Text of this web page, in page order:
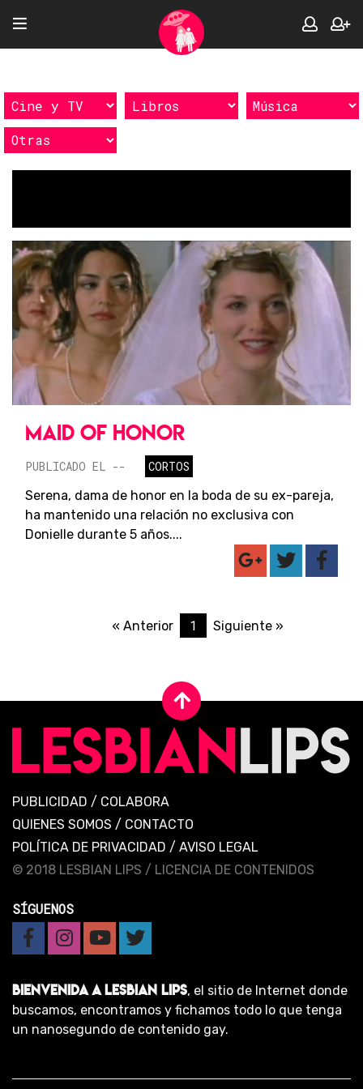
MAID OF HONOR
PUBLICADO EL --
CORTOS
Serena, dama de honor en la boda de su ex-pareja,
ha mantenido una relación no exclusiva con
Donielle durante 5 años....
« Anterior 1 Siguiente »
PUBLICIDAD / COLABORA
QUIENES SOMOS / CONTACTO
POLÍTICA DE PRIVACIDAD / AVISO LEGAL
© 2018 LESBIAN LIPS / LICENCIA DE CONTENIDOS
SÍGUENOS
BIENVENIDA A LESBIAN LIPS, el sitio de Internet donde
buscamos, encontramos y fichamos todo lo que tenga
un nanosegundo de contenido gay.